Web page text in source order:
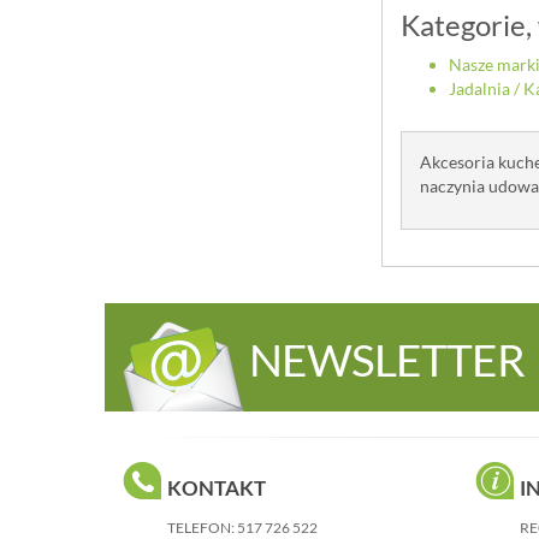
Nasze marki
Jadalnia/
Akcesoria
naczynia
NEWSLETTER
KONTAKT
TELEFON: 517 726 522